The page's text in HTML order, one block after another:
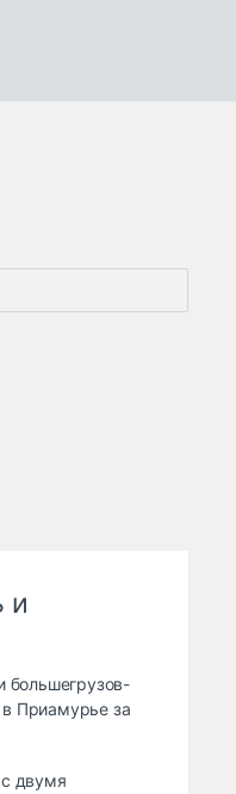
и
большегрузов-
Приамурье за
двумя